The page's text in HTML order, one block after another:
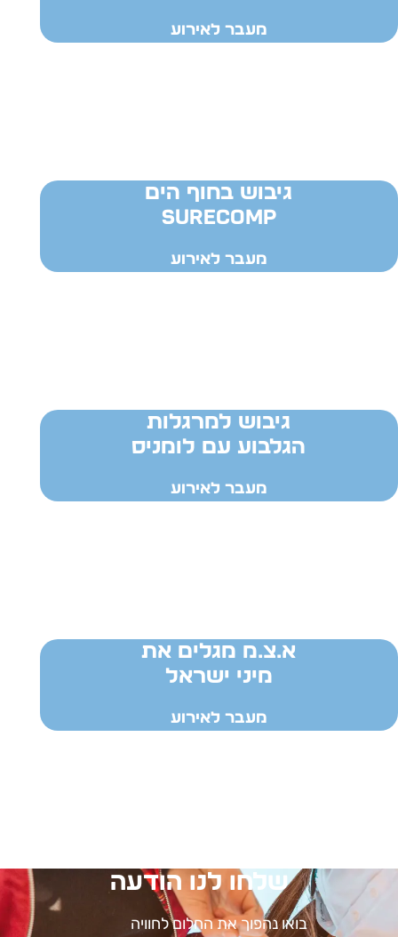
מעבר לאירוע
גיבוש בחוף הים
SURECOMP
מעבר לאירוע
גיבוש למרגלות
הגלבוע עם לומניס
מעבר לאירוע
א.צ.מ מגלים את
מיני ישראל
מעבר לאירוע
שלחו לנו הודעה
בואו נהפוך את החלום לחוויה